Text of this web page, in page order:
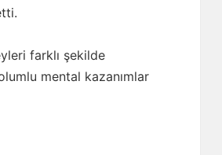
farklı şekilde
mental kazanımlar